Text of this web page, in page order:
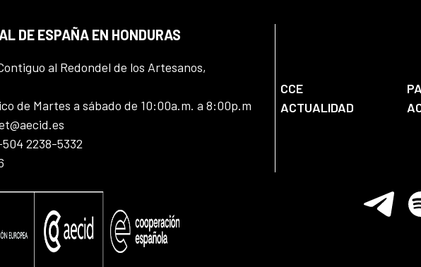
DE ESPAÑA EN HONDURAS
al Redondel de los Artesanos,
de Martes a sábado de 10:00a.m. a 8:00p.m
2238-5332
CCE
ACTUALIDAD
Telegram